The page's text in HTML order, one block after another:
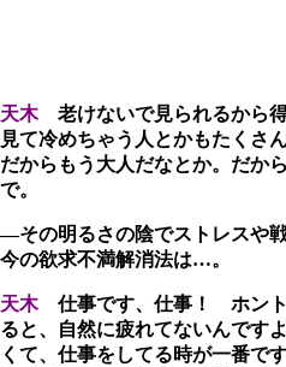
天木老けないで見られるから
見て冷めちゃう人とかもたくさ
だからもう大人だなとか。だか
で。
―その明るさの陰でストレスや
今の欲求不満解消法は…。
天木仕事です、仕事！ ホント
ると、自然に疲れてないんです
くて、仕事をしてる時が一番で